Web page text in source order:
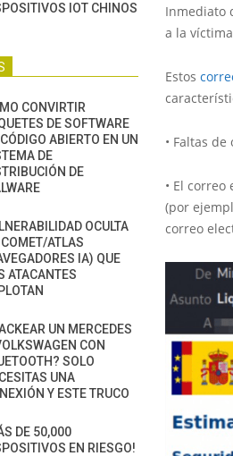
Inmediato
a la
Estos
• Faltas
• El
(por
correo
IOT CHINOS
CONVIRTIR
DE SOFTWARE
ABIERTO EN UN
DE
DE
OCULTA
COMET/ATLAS
IA) QUE
ATACANTES
UN MERCEDES
CON
SOLO
UNA
Y ESTE TRUCO
DE 50,000
EN RIESGO!